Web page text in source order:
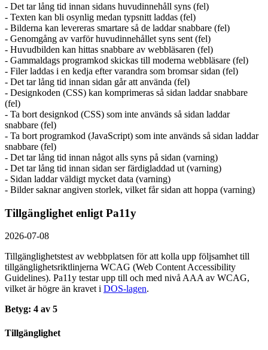
- Det tar lång tid innan sidans huvudinnehåll syns (fel)
- Texten kan bli osynlig medan typsnitt laddas (fel)
- Bilderna kan levereras smartare så de laddar snabbare (fel)
- Genomgång av varför huvudinnehållet syns sent (fel)
- Huvudbilden kan hittas snabbare av webbläsaren (fel)
- Gammaldags programkod skickas till moderna webbläsare (fel)
- Filer laddas i en kedja efter varandra som bromsar sidan (fel)
- Det tar lång tid innan sidan går att använda (fel)
- Designkoden (CSS) kan komprimeras så sidan laddar snabbare
(fel)
- Ta bort designkod (CSS) som inte används så sidan laddar
snabbare (fel)
- Ta bort programkod (JavaScript) som inte används så sidan laddar
snabbare (fel)
- Det tar lång tid innan något alls syns på sidan (varning)
- Det tar lång tid innan sidan ser färdigladdad ut (varning)
- Sidan laddar väldigt mycket data (varning)
- Bilder saknar angiven storlek, vilket får sidan att hoppa (varning)
Tillgänglighet enligt Pa11y
2026-07-08
Tillgänglighetstest av webbplatsen för att kolla upp följsamhet till
tillgänglighets­riktlinjerna WCAG (Web Content Accessibility
Guidelines). Pa11y testar upp till och med nivå AAA av WCAG,
vilket är högre än kravet i DOS-lagen.
Betyg: 4 av 5
Tillgänglighet